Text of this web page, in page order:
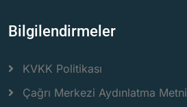
Bilgilendirmeler
KVKK Politikası
Çağrı Merkezi Aydınlatma Metni